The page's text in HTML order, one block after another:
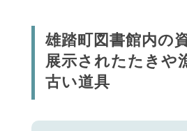
雄踏町図書館内の
展示されたたきや
古い道具